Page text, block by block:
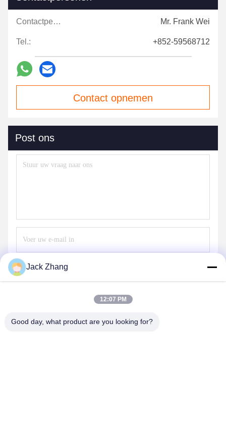
Contactpersonen: Mr. Frank Wei
Tel.: +852-59568712
Contact opnemen
Post ons
Jack Zhang
12:07 PM
Good day, what product are you looking for?